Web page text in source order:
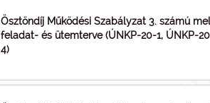
Ösztöndíj Működési Szabályzat 3. számú
feladat- és ütemterve (ÚNKP-20-1, ÚNKP-
4)